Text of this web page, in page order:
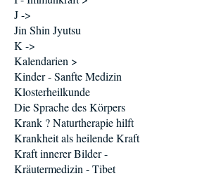
J ->
Jin Shin Jyutsu
K ->
Kalendarien >
Kinder - Sanfte Medizin
Klosterheilkunde
Die Sprache des Körpers
Krank ? Naturtherapie hilft
Krankheit als heilende Kraft
Kraft innerer Bilder -
Kräutermedizin - Tibet